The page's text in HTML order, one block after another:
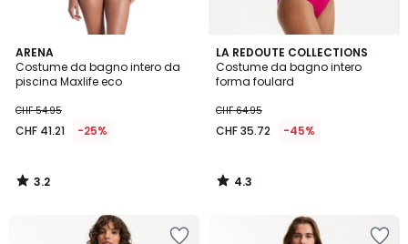
ARENA
Costume da bagno intero da
piscina Maxlife eco
CHF 54.95
CHF 41.21 -25%
3.2
/ 5
3.2
/
LA REDOUTE COLLECTIONS
Costume da bagno intero
forma foulard
CHF 64.95
CHF 35.72 -45%
4.3
/ 5
4.3
/